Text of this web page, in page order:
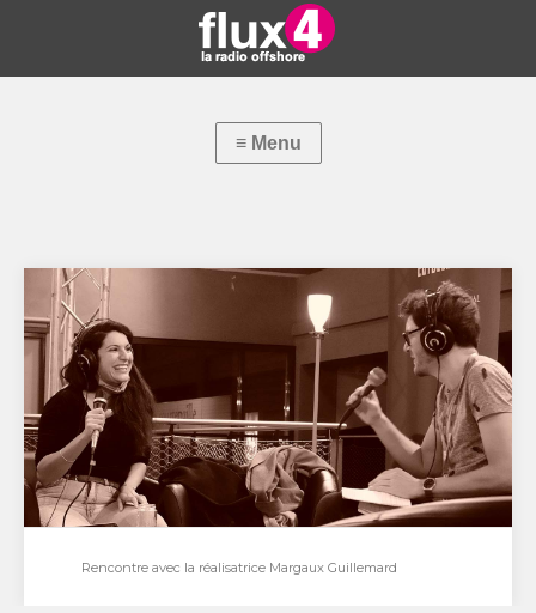
Rencontre avec la réalisatrice Margaux Guillemard